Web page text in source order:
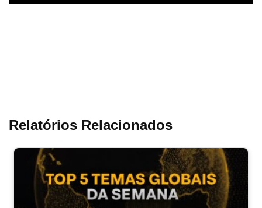
Relatórios Relacionados